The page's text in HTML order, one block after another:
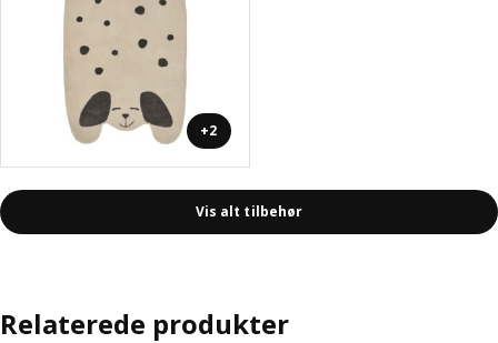
+2
Vis alt tilbehør
Relaterede produkter